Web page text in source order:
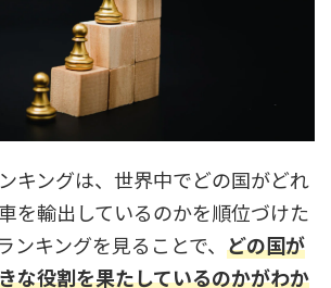
キングは、世界中でどの国がどれ
を輸出しているのかを順位づけた
ンキングを見ることで、 どの国が
な役割を果たしているのかがわか